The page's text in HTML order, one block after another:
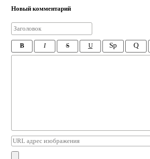
Новый комментарий
B I S U Sp Q